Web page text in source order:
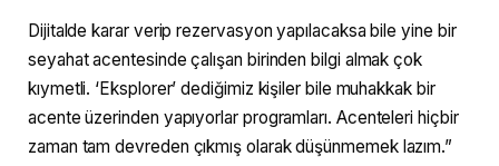
Dijitalde karar verip rezervasyon yapılacaksa bile yine bir
seyahat acentesinde çalışan birinden bilgi almak çok
kıymetli. ‘Eksplorer’ dediğimiz kişiler bile muhakkak bir
acente üzerinden yapıyorlar programları. Acenteleri hiçbir
zaman tam devreden çıkmış olarak düşünmemek lazım.”